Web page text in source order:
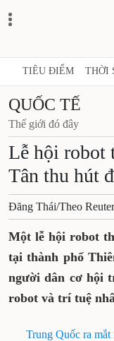
TIÊU ĐIỂM THỜI
QUỐC TẾ
Thế giới đó đây
Lễ hội robot
Tân thu hút
Đăng Thái/Theo
Một lễ hội robot
tại thành phố
người dân cơ hội
robot và trí tuệ
Trung Quốc ra mắt